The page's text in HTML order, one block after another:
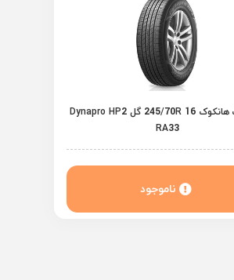
لاستیک هانکوک 245/70R 16 گل Dynapro HP2
RA33
ناموجود